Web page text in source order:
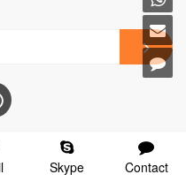
(HONG KONG) COMPANY
Skype Contact